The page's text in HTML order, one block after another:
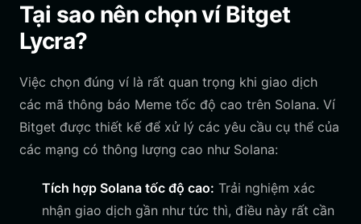
Tại sao nên chọn ví Bitget
Lycra?
Việc chọn đúng ví là rất quan trọng khi giao dịch
các mã thông báo Meme tốc độ cao trên Solana. Ví
Bitget được thiết kế để xử lý các yêu cầu cụ thể của
các mạng có thông lượng cao như Solana:
Tích hợp Solana tốc độ cao: Trải nghiệm xác
nhận giao dịch gần như tức thì, điều này rất cần